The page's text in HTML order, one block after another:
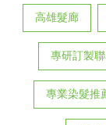
高雄髮廊
專研訂製
專業染髮推